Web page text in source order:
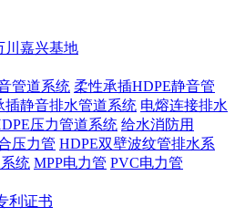
川嘉兴基地
管道系统 柔性承插HDPE静音管
插静音排水管道系统 电熔连接排水
压力管道系统 给水消防用
压力管 HDPE双壁波纹管排水系
统 MPP电力管 PVC电力管
利证书